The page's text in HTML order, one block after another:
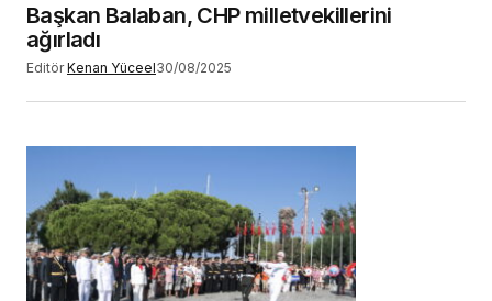
Başkan Balaban, CHP milletvekillerini
ağırladı
Editör Kenan Yüceel30/08/2025